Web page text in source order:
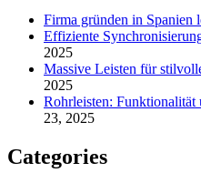
Firma gründen in Spanien
Effiziente
2025
Massive Leisten für
2025
Rohrleisten:
23, 2025
Categories